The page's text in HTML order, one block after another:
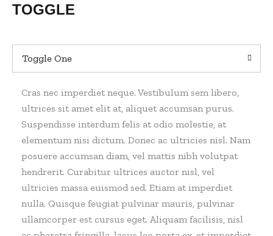
TOGGLE
Toggle One
Cras nec imperdiet neque. Vestibulum sem libero,
ultrices sit amet elit at, aliquet accumsan purus.
Suspendisse interdum felis at odio molestie, at
elementum nisi dictum. Donec ac ultricies nisl. Nam
posuere accumsan diam, vel mattis nibh volutpat
hendrerit. Curabitur ultrices auctor nisl, vel
ultricies massa euismod sed. Etiam at imperdiet
nulla. Quisque feugiat pulvinar mauris, pulvinar
ullamcorper est cursus eget. Aliquam facilisis, nisl